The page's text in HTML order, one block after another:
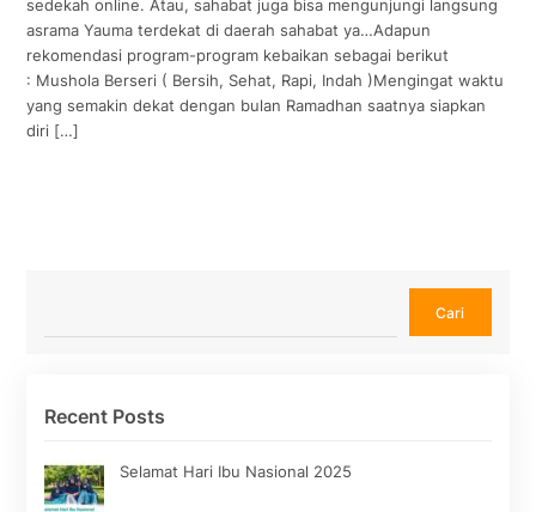
sedekah online. Atau, sahabat juga bisa mengunjungi langsung
asrama Yauma terdekat di daerah sahabat ya…Adapun
rekomendasi program-program kebaikan sebagai berikut
: Mushola Berseri ( Bersih, Sehat, Rapi, Indah )Mengingat waktu
yang semakin dekat dengan bulan Ramadhan saatnya siapkan
diri […]
Cari
Recent Posts
Selamat Hari Ibu Nasional 2025